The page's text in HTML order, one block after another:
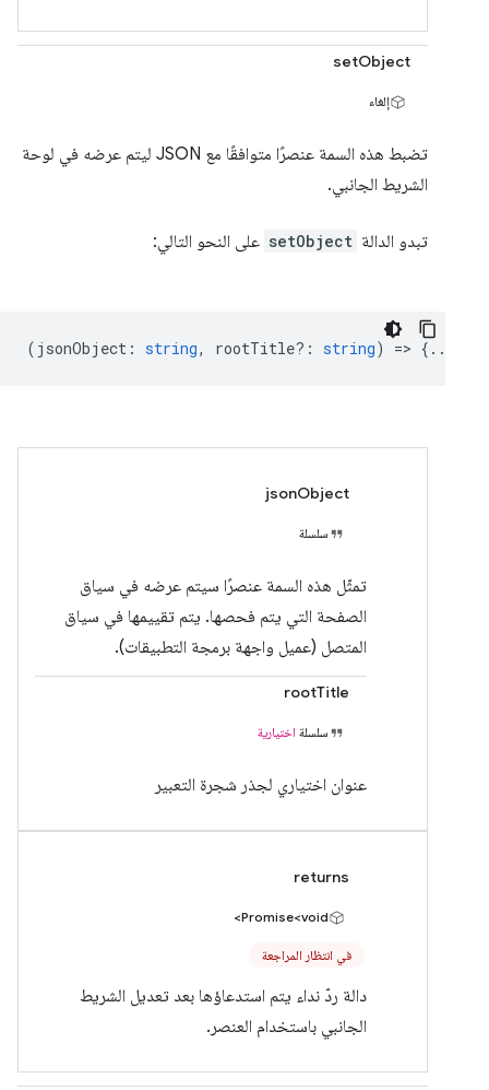
setObject
إلغاء
تضبط هذه السمة عنصرًا متوافقًا مع JSON ليتم عرضه في لوحة
الشريط الجانبي.
تبدو الدالة setObject على النحو التالي:
( jsonObject : string, rootTitle? : string) => {...}
jsonObject
سلسلة
تمثّل هذه السمة عنصرًا سيتم عرضه في سياق
الصفحة التي يتم فحصها. يتم تقييمها في سياق
المتصل (عميل واجهة برمجة التطبيقات).
rootTitle
سلسلة اختيارية
عنوان اختياري لجذر شجرة التعبير
returns
Promise<void>
في انتظار المراجعة
دالة ردّ نداء يتم استدعاؤها بعد تعديل الشريط
الجانبي باستخدام العنصر.